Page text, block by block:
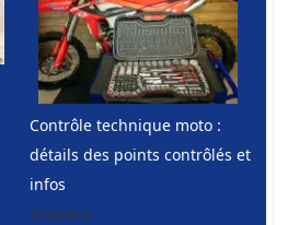
Contrôle technique moto :
détails des points contrôlés et
infos
Dossiers